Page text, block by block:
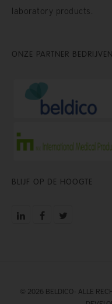
laboratory products.
ONZE PARTNER BEDRIJVEN
BLIJF OP DE HOOGTE
© 2026 BELDICO - ALLE